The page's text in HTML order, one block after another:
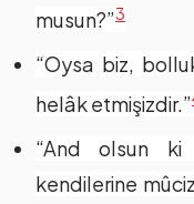
musun?”3
“Oysa biz,
helâk etmişizdir.”
“And olsun ki
kendilerine